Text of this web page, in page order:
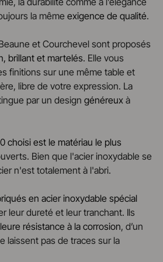
la même exigence de qualité.
et Courchevel sont proposés
brillant et martelés. Elle vous
finitions sur une même table et
libre de votre expression. La
par un design généreux à
choisi est le matériau le plus
Bien que l'acier inoxydable se
n'est totalement à l'abri.
en acier inoxydable spécial
leur dureté et leur tranchant. Ils
résistance à la corrosion, d’un
laissent pas de traces sur la